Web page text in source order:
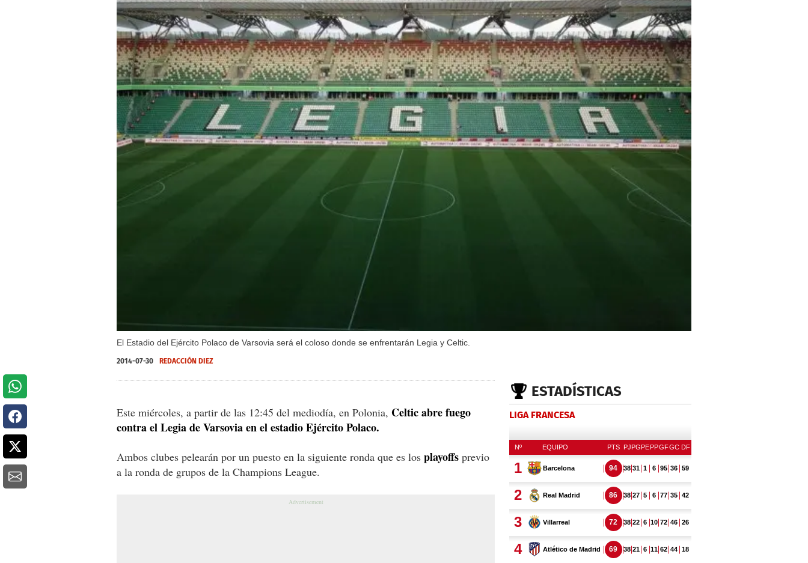
El Estadio del Ejército Polaco de Varsovia será el coloso donde se enfrentarán Legia y Celtic.
2014-07-30 REDACCIÓN DIEZ
Este miércoles, a partir de las 12:45 del mediodía, en Polonia, Celtic abre fuego
contra el Legia de Varsovia en el estadio Ejército Polaco.
Ambos clubes pelearán por un puesto en la siguiente ronda que es los playoffs previo
a la ronda de grupos de la Champions League.
ESTADÍSTICAS
LIGA FRANCESA